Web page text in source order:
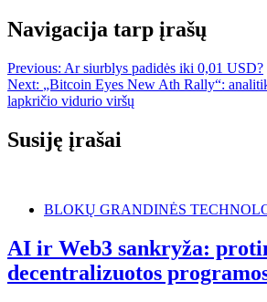
Navigacija tarp įrašų
Previous: Ar siurblys padidės iki 0,01 USD?
Next: „Bitcoin Eyes New Ath Rally“:
lapkričio vidurio viršų
Susiję įrašai
BLOKŲ GRANDINĖS
AI ir Web3 sankryža:
decentralizuotos